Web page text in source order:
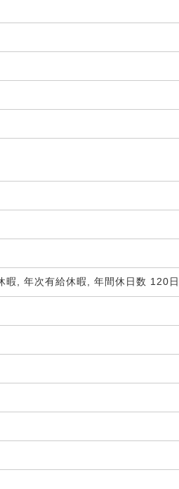
暇, 年次有給休暇, 年間休日数 120日